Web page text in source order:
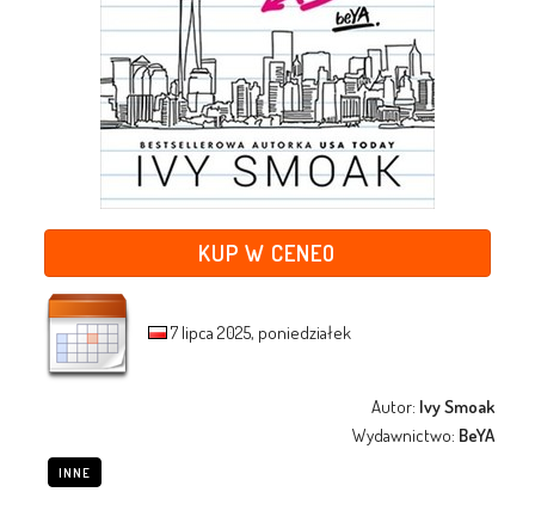
KUP W CENEO
7 lipca 2025, poniedziałek
Autor: Ivy Smoak
Wydawnictwo: BeYA
INNE